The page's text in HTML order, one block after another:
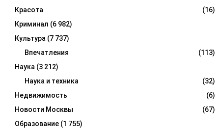
Красота
(16)
Криминал (6 982)
Культура (7 737)
Впечатления
(113)
Наука (3 212)
Наука и техника
(32)
Недвижимость
(6)
Новости Москвы
(67)
Образование (1 755)